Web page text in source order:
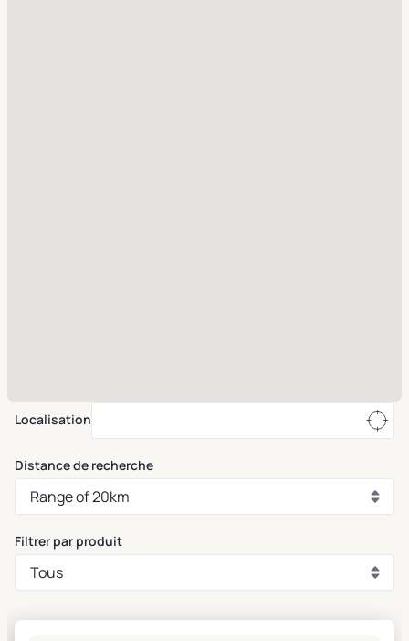
Localisation
Distance de recherche
Filtrer par produit